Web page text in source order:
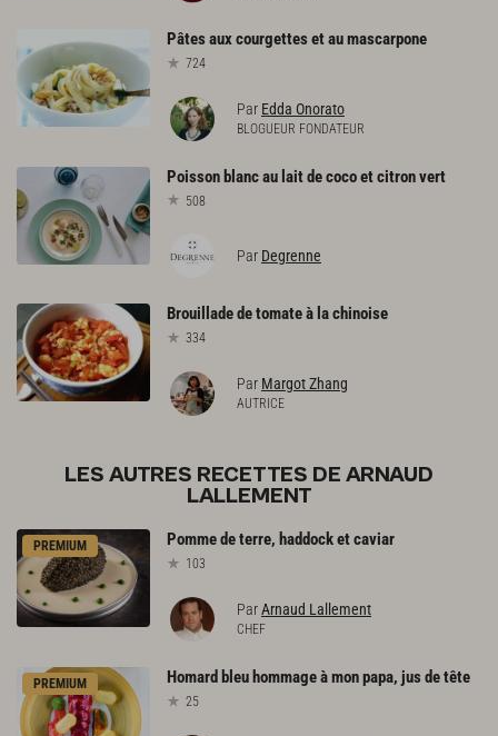
Pâtesauxcourgettesetaumascarpone
724
Par Edda Onorato
BLOGUEUR FONDATEUR
Poisson blancau laitdecocoetcitronvert
508
Par Degrenne
Brouilladedetomateà lachinoise
334
Par Margot Zhang
AUTRICE
LES AUTRES RECETTES DE ARNAUD
LALLEMENT
PREMIUM Pommedeterre, haddocketcaviar
103
ParArnaud Lallement
CHEF
PREMIUM Homard bleu hommageàmonpapa, jusdetête
25